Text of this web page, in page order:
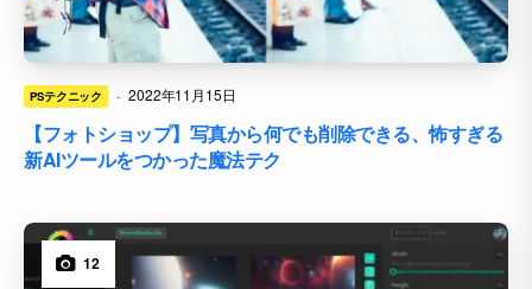
PSテクニック · 2022年11月15日
【フォトショップ】写真から何でも削除できる、怖すぎる
新AIツールをつかった魔法テク
12